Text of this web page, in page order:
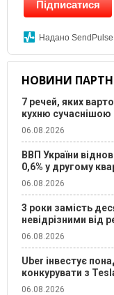
Підписатися
Надано SendPulse
НОВИНИ
7 речей, яких
кухню сучаснішою
06.08.2026
ВВП України
0,6% у другому
06.08.2026
3 роки замість
невідрізними від
06.08.2026
Uber інвестує
конкурувати з
06.08.2026